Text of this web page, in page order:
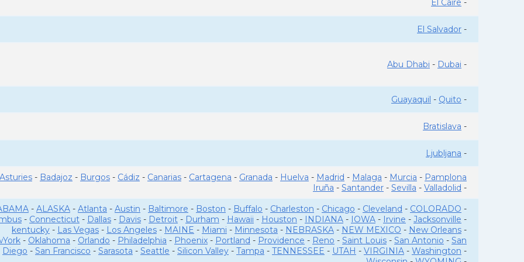
El Caire -
El Salvador -
Abu Dhabi - Dubai -
Guayaquil - Quito -
Bratislava -
Ljubljana -
Asturies - Badajoz - Burgos - Cádiz - Canarias - Cartagena - Granada - Huelva - Madrid - Malaga - Murcia - Pamplona
Iruña - Santander - Sevilla - Valladolid -
- ALASKA - Atlanta - Austin - Baltimore - Boston - Buffalo - Charleston - Chicago - Cleveland - COLORADO -
- Connecticut - Dallas - Davis - Detroit - Durham - Hawaii - Houston - INDIANA - IOWA - Irvine - Jacksonville -
kentucky - Las Vegas - Los Angeles - MAINE - Miami - Minnesota - NEBRASKA - NEW MEXICO - New Orleans -
- Oklahoma - Orlando - Philadelphia - Phoenix - Portland - Providence - Reno - Saint Louis - San Antonio - San
Diego - San Francisco - Sarasota - Seattle - Silicon Valley - Tampa - TENNESSEE - UTAH - VIRGINIA - Washington -